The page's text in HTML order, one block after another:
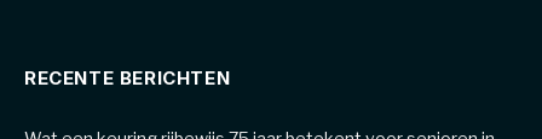
RECENTE BERICHTEN